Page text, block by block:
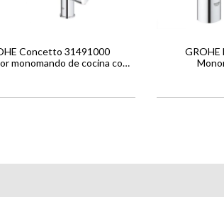
Concetto 31491000
monomando de cocina con
GROHE